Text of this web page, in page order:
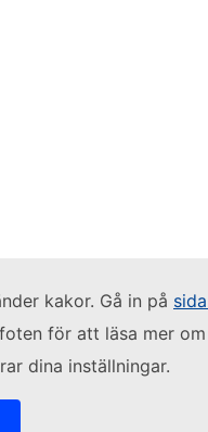
kakor. Gå in på
för att läsa mer om
dina inställningar.